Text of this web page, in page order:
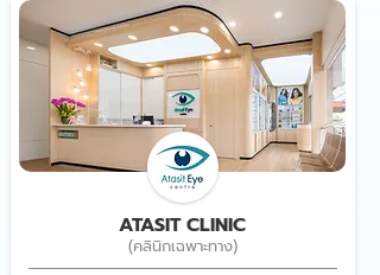
ATASIT CLINIC
(คลินิกเฉพาะทาง)